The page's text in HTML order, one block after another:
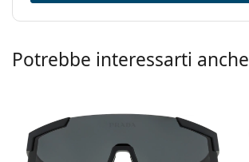
Potrebbe interessarti anche